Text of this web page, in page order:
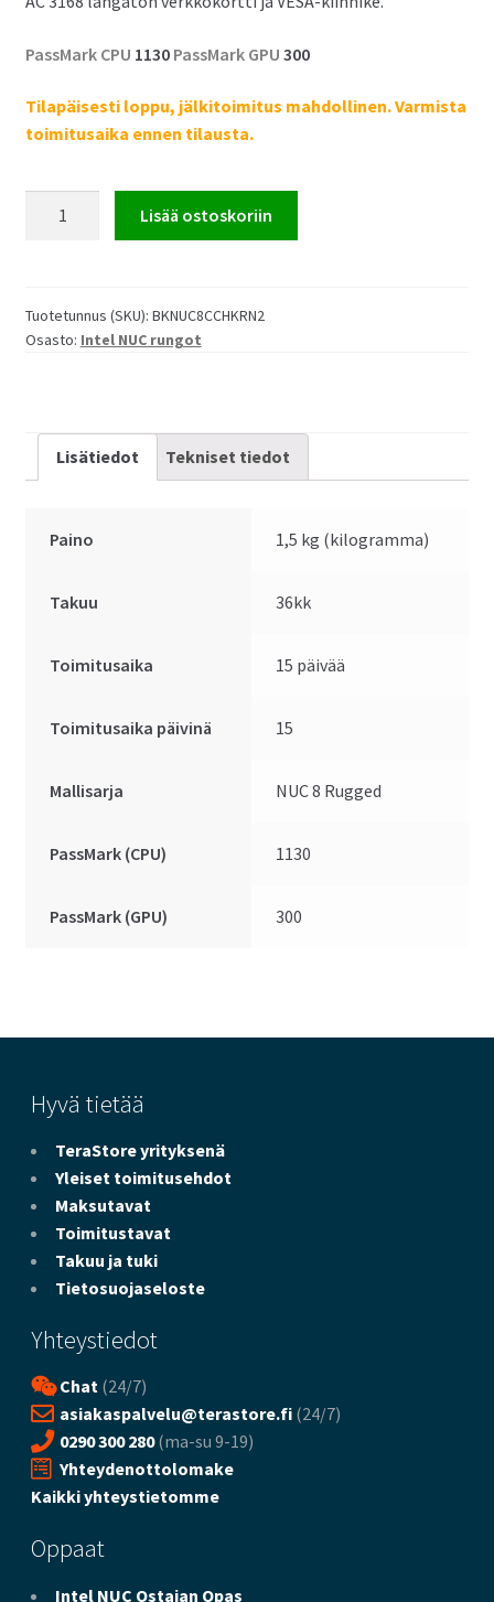
PassMark CPU 1130 PassMark GPU 300
Tilapäisesti loppu, jälkitoimitus mahdollinen. Varmista
toimitusaika ennen tilausta.
(ilman
3.5mm
Lisää ostoskoriin
Tuotetunnus (SKU): BKNUC8CCHKRN2
Osasto: Intel NUC rungot
Lisätiedot Tekniset tiedot
Paino 1,5 kg (kilogramma)
Takuu 36kk
Toimitusaika 15 päivää
Toimitusaika päivinä 15
Mallisarja NUC 8 Rugged
PassMark (CPU) 1130
PassMark (GPU) 300
Hyvä tietää
TeraStore yrityksenä
Yleiset toimitusehdot
Maksutavat
Toimitustavat
Takuu ja tuki
Tietosuojaseloste
Yhteystiedot
Chat (24/7)
asiakaspalvelu@terastore.fi (24/7)
0290 300 280(ma-su 9-19)
Yhteydenottolomake
Kaikki yhteystietomme
Oppaat
Intel NUC Ostajan Opas